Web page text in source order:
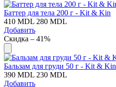
Баттер для тела 200 г - Kit & Kin
410 MDL 280 MDL
Добавить
Скидка – 41%
Бальзам для груди 50 г - Kit & Kin
390 MDL 230 MDL
Добавить